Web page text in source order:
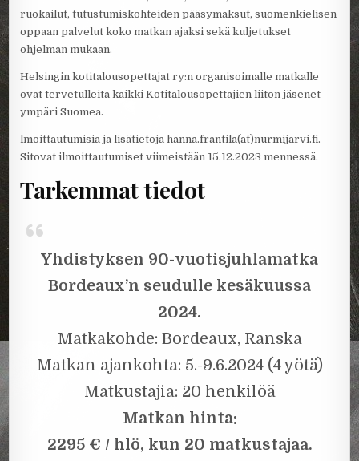
ruokailut, tutustumiskohteiden pääsymaksut, suomenkielisen
oppaan palvelut koko matkan ajaksi sekä kuljetukset
ohjelman mukaan.
Helsingin kotitalousopettajat ry:n organisoimalle matkalle
ovat tervetulleita kaikki Kotitalousopettajien liiton jäsenet
ympäri Suomea.
lmoittautumisia ja lisätietoja hanna.frantila(at)nurmijarvi.fi.
Sitovat ilmoittautumiset viimeistään 15.12.2023 mennessä.
Tarkemmat tiedot
Yhdistyksen 90-vuotisjuhlamatka
Bordeaux’n seudulle kesäkuussa
2024.
Matkakohde: Bordeaux, Ranska
Matkan ajankohta: 5.-9.6.2024 (4 yötä)
Matkustajia: 20 henkilöä
Matkan hinta:
2295 € / hlö, kun 20 matkustajaa.